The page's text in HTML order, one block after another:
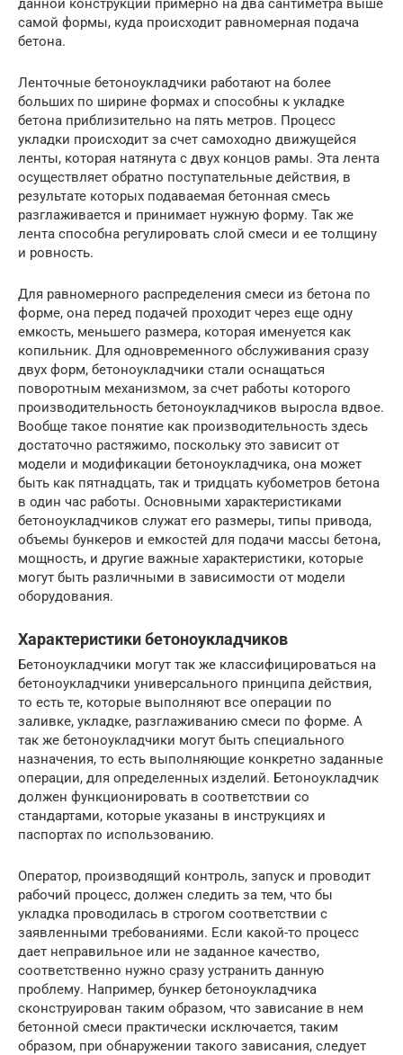
данной конструкции примерно на два сантиметра выше
самой формы, куда происходит равномерная подача
бетона.
Ленточные бетоноукладчики работают на более
больших по ширине формах и способны к укладке
бетона приблизительно на пять метров. Процесс
укладки происходит за счет самоходно движущейся
ленты, которая натянута с двух концов рамы. Эта лента
осуществляет обратно поступательные действия, в
результате которых подаваемая бетонная смесь
разглаживается и принимает нужную форму. Так же
лента способна регулировать слой смеси и ее толщину
и ровность.
Для равномерного распределения смеси из бетона по
форме, она перед подачей проходит через еще одну
емкость, меньшего размера, которая именуется как
копильник. Для одновременного обслуживания сразу
двух форм, бетоноукладчики стали оснащаться
поворотным механизмом, за счет работы которого
производительность бетоноукладчиков выросла вдвое.
Вообще такое понятие как производительность здесь
достаточно растяжимо, поскольку это зависит от
модели и модификации бетоноукладчика, она может
быть как пятнадцать, так и тридцать кубометров бетона
в один час работы. Основными характеристиками
бетоноукладчиков служат его размеры, типы привода,
объемы бункеров и емкостей для подачи массы бетона,
мощность, и другие важные характеристики, которые
могут быть различными в зависимости от модели
оборудования.
Характеристики бетоноукладчиков
Бетоноукладчики могут так же классифицироваться на
бетоноукладчики универсального принципа действия,
то есть те, которые выполняют все операции по
заливке, укладке, разглаживанию смеси по форме. А
так же бетоноукладчики могут быть специального
назначения, то есть выполняющие конкретно заданные
операции, для определенных изделий. Бетоноукладчик
должен функционировать в соответствии со
стандартами, которые указаны в инструкциях и
паспортах по использованию.
Оператор, производящий контроль, запуск и проводит
рабочий процесс, должен следить за тем, что бы
укладка проводилась в строгом соответствии с
заявленными требованиями. Если какой-то процесс
дает неправильное или не заданное качество,
соответственно нужно сразу устранить данную
проблему. Например, бункер бетоноукладчика
сконструирован таким образом, что зависание в нем
бетонной смеси практически исключается, таким
образом, при обнаружении такого зависания, следует